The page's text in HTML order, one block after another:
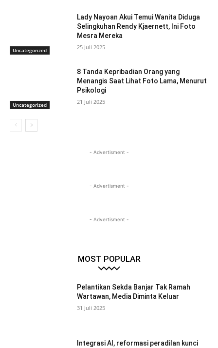
Uncategorized
Lady Nayoan Akui Temui Wanita Diduga
Selingkuhan Rendy Kjaernett, Ini Foto
Mesra Mereka
25 Juli 2025
Uncategorized
8 Tanda Kepribadian Orang yang
Menangis Saat Lihat Foto Lama, Menurut
Psikologi
21 Juli 2025
- Advertisment -
- Advertisment -
- Advertisment -
MOST POPULAR
Pelantikan Sekda Banjar Tak Ramah
Wartawan, Media Diminta Keluar
31 Juli 2025
Integrasi AI, reformasi peradilan kunci